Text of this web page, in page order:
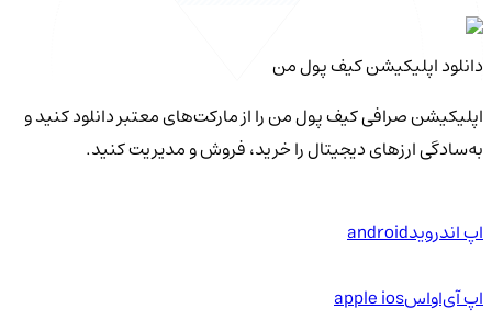
دانلود اپلیکیشن کیف‌ پول من
اپلیکیشن صرافی کیف پول من را از مارکت‌های معتبر دانلود کنید و
به‌سادگی ارزهای دیجیتال را خرید، فروش و مدیریت کنید.
اپ اندرویدandroid
اپ آی‌او‌اسapple ios